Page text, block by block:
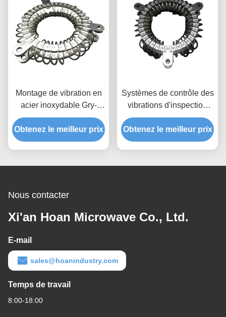
Montage de vibration en
acier inoxydable Gry-
100a Le parfait
ajustement pour les
accessoires de
Obtenez le meilleur prix
Systèmes de contrôle des
vibrations d'inspection
vidéo avec rapport
d'essai de la machine
fourni
Obtenez le meilleur prix
Nous contacter
Xi'an Hoan Microwave Co., Ltd.
E-mail
sales@hoanindustry.com
Temps de travail
8:00-18:00